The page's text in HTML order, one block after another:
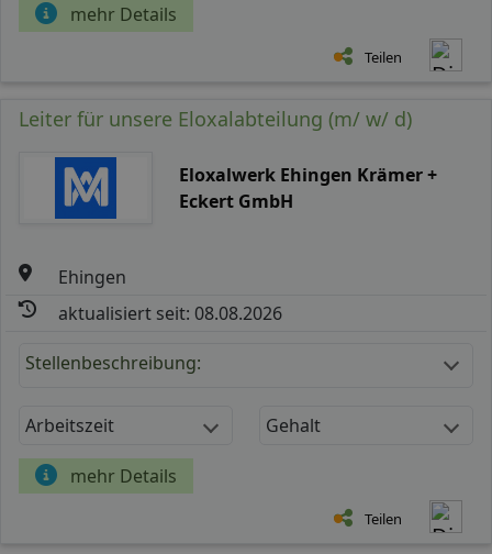
mehr Details
Teilen
Leiter für unsere Eloxalabteilung (m/ w/ d)
Eloxalwerk Ehingen Krämer +
Eckert GmbH
Ehingen
aktualisiert seit: 08.08.2026
Stellenbeschreibung:
Arbeitszeit Gehalt
mehr Details
Teilen